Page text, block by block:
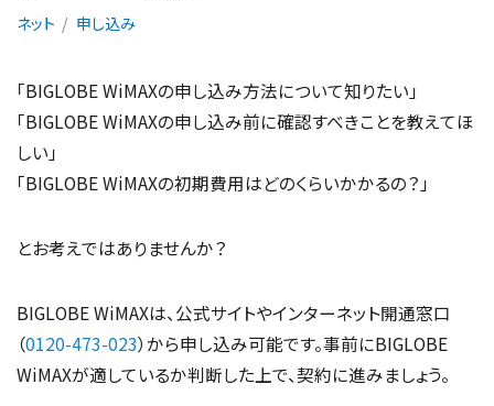
ネット 申し込み
「BIGLOBE WiMAXの申し込み方法について知りたい」
「BIGLOBE WiMAXの申し込み前に確認すべきことを教えてほ
しい」
「BIGLOBE WiMAXの初期費用はどのくらいかかるの？」
とお考えではありませんか？
BIGLOBE WiMAXは、公式サイトやインターネット開通窓口
（0120-473-023）から申し込み可能です。事前にBIGLOBE
WiMAXが適しているか判断した上で、契約に進みましょう。